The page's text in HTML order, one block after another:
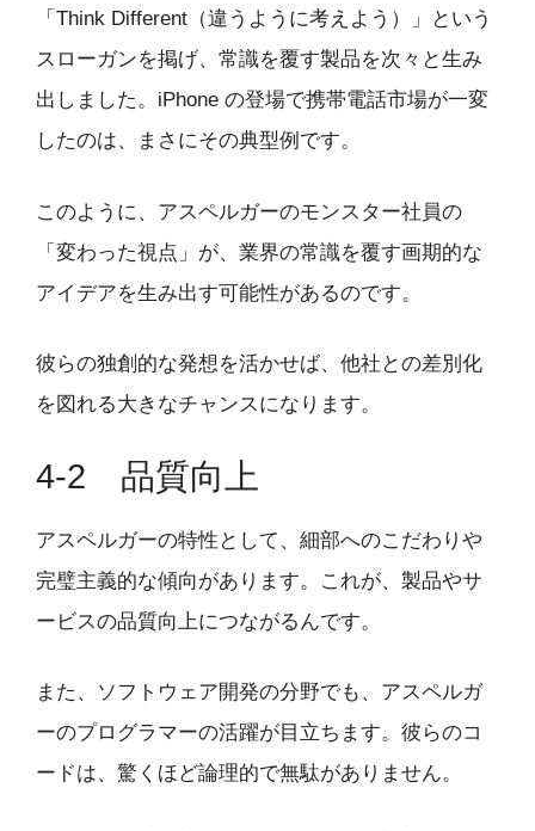
「Think Different（違うように考えよう）」という
スローガンを掲げ、常識を覆す製品を次々と生み
出しました。iPhone の登場で携帯電話市場が一変
したのは、まさにその典型例です。
このように、アスペルガーのモンスター社員の
「変わった視点」が、業界の常識を覆す画期的な
アイデアを生み出す可能性があるのです。
彼らの独創的な発想を活かせば、他社との差別化
を図れる大きなチャンスになります。
4-2 品質向上
アスペルガーの特性として、細部へのこだわりや
完璧主義的な傾向があります。これが、製品やサ
ービスの品質向上につながるんです。
また、ソフトウェア開発の分野でも、アスペルガ
ーのプログラマーの活躍が目立ちます。彼らのコ
ードは、驚くほど論理的で無駄がありません。